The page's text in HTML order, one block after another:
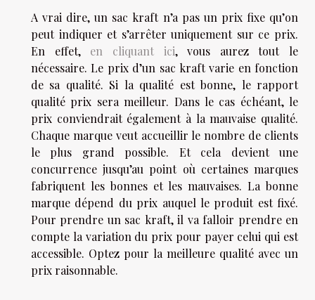
A vrai dire, un sac kraft n’a pas un prix fixe qu’on
peut indiquer et s’arrêter uniquement sur ce prix.
En effet, en cliquant ici, vous aurez tout le
nécessaire. Le prix d’un sac kraft varie en fonction
de sa qualité. Si la qualité est bonne, le rapport
qualité prix sera meilleur. Dans le cas échéant, le
prix conviendrait également à la mauvaise qualité.
Chaque marque veut accueillir le nombre de clients
le plus grand possible. Et cela devient une
concurrence jusqu’au point où certaines marques
fabriquent les bonnes et les mauvaises. La bonne
marque dépend du prix auquel le produit est fixé.
Pour prendre un sac kraft, il va falloir prendre en
compte la variation du prix pour payer celui qui est
accessible. Optez pour la meilleure qualité avec un
prix raisonnable.